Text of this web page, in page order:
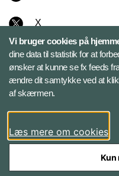
X
Instagram
Bluesky
LinkedIn
Vi bruger cookies på
dine data til statistik for at
ønsker at kunne se fx feeds
ændre dit samtykke ved at
af skærmen.
Læs mere om cookies
Kun